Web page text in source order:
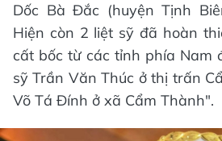
Dốc Bà Đắc (huyện Tịnh
Hiện còn 2 liệt sỹ đã hoàn
cất bốc từ các tỉnh phía Nam
sỹ Trần Văn Thúc ở thị trấn
Võ Tá Đính ở xã Cẩm Thành".